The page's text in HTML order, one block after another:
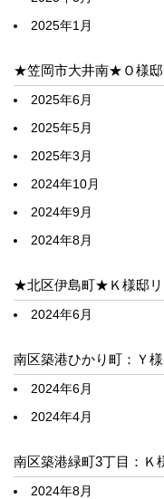
2025年1月
★笠岡市大井南★Ｏ様邸
2025年6月
2025年5月
2025年3月
2024年10月
2024年9月
2024年8月
★北区伊島町★Ｋ様邸リ
2024年6月
南区築港ひかり町：Ｙ
2024年6月
2024年4月
南区築港緑町3丁目：Ｋ
2024年8月